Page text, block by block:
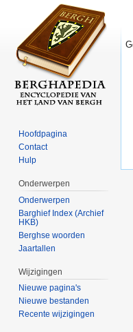
Hoofdpagina
Contact
Hulp
Onderwerpen
Onderwerpen
Barghief Index (Archief
HKB)
Berghse woorden
Jaartallen
Wijzigingen
Nieuwe pagina's
Nieuwe bestanden
Recente wijzigingen